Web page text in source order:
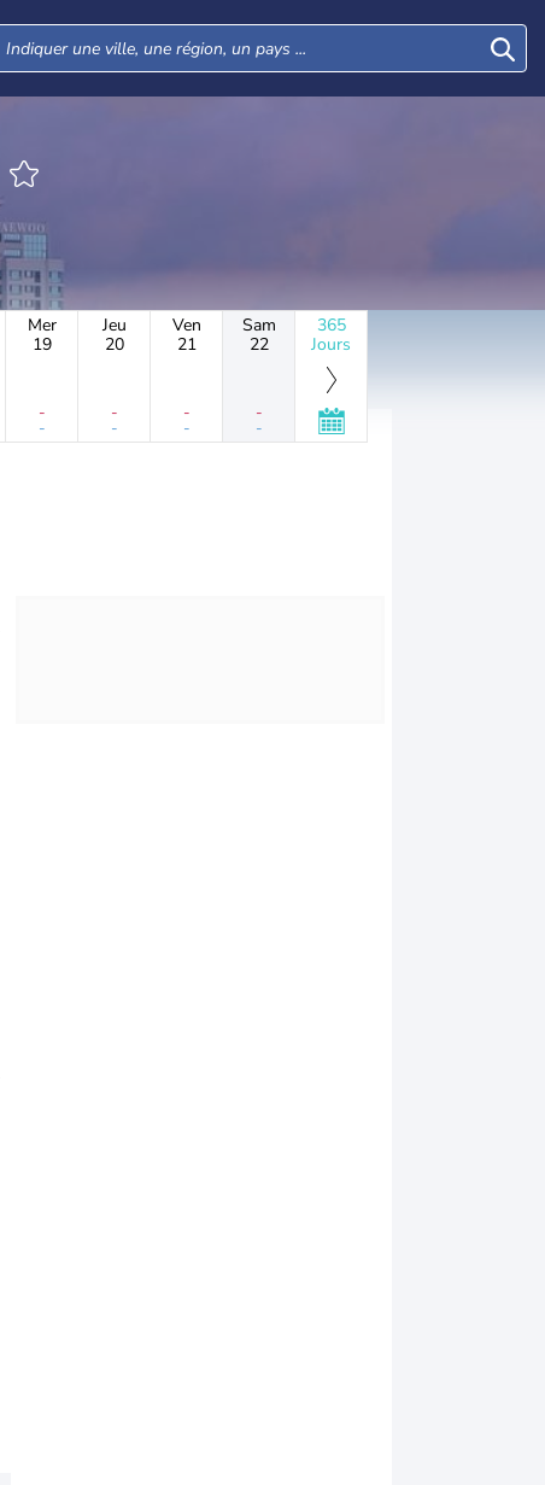
Mer
19
-
-
Jeu
20
-
-
Ven
21
-
-
Sam
22
-
-
365
Jours